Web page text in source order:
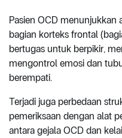
Pasien OCD menunjukkan
bagian korteks frontal
bertugas untuk berpikir,
mengontrol emosi dan
berempati.
Terjadi juga perbedaan
pemeriksaan dengan alat
antara gejala OCD dan